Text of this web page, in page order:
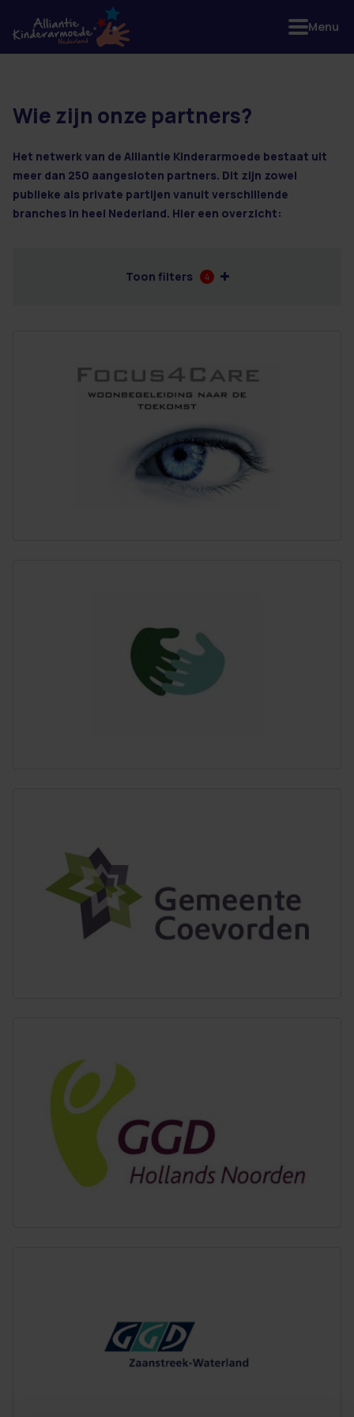
11 resultaten
Wie zijn onze partners?
Het netwerk van de Alliantie Kinderarmoede bestaat uit
meer dan 250 aangesloten partners. Dit zijn zowel
publieke als private partijen vanuit verschillende
branches in heel Nederland. Hier een overzicht:
Toon filters 4
Menu